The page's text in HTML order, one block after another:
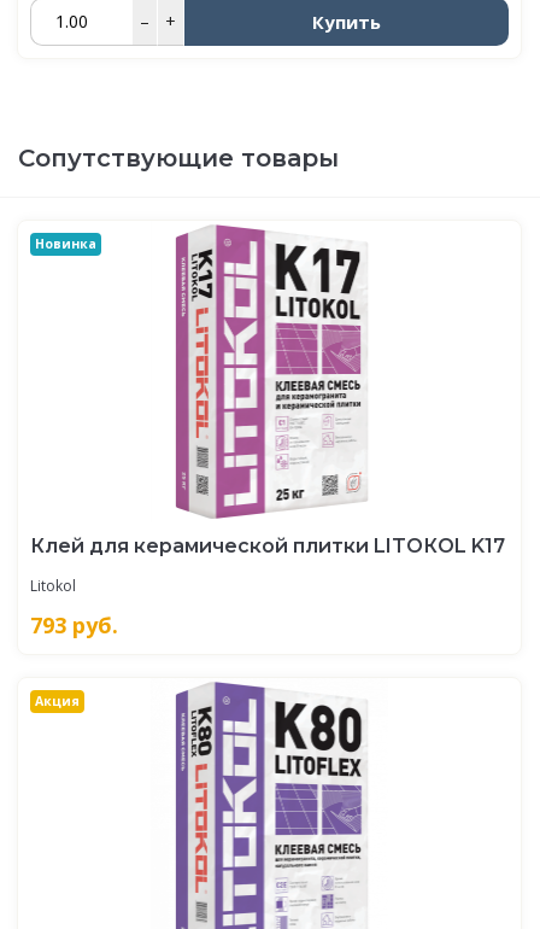
– + Купить
Сопутствующие товары
Новинка
Клей для керамической плитки LITOКOL K17
Litokol
793 руб.
Акция